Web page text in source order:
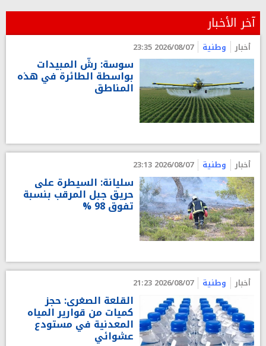
آخر الأخبار
أخبار وطنية 2026/08/07 23:35
سوسة: رشّ المبيدات
بواسطة الطائرة في هذه
المناطق
أخبار وطنية 2026/08/07 23:13
سليانة: السيطرة على
حريق جبل المرقب بنسبة
تفوق 98 %
أخبار وطنية 2026/08/07 21:23
القلعة الصغرى: حجز
كميات من قوارير المياه
المعدنية في مستودع
عشوائي